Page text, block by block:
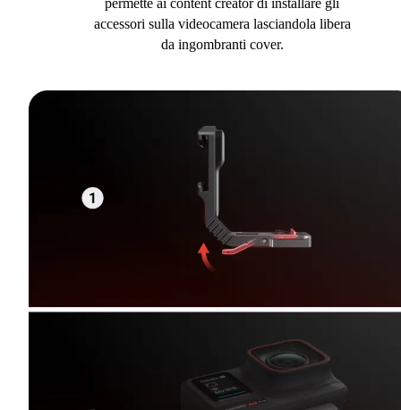
permette ai content creator di installare gli
accessori sulla videocamera lasciandola libera
da ingombranti cover.